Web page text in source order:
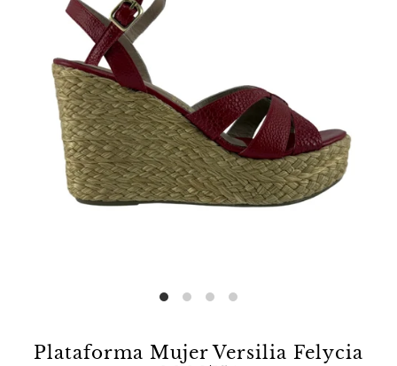
Plataforma Mujer Versilia Felycia